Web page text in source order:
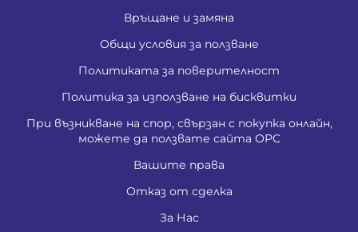
Връщане и замяна
Общи условия за ползване
Политиката за поверителност
Политика за използване на бисквитки
При възникване на спор, свързан с покупка онлайн,
можете да ползвате сайта ОРС
Вашите права
Отказ от сделка
За Нас